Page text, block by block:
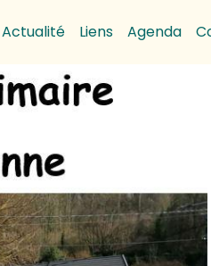
Actualité Liens Agenda